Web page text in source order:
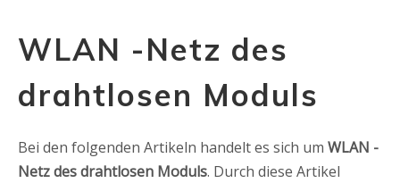
WLAN -Netz des
drahtlosen Moduls
Bei den folgenden Artikeln handelt es sich um WLAN -
Netz des drahtlosen Moduls. Durch diese Artikel